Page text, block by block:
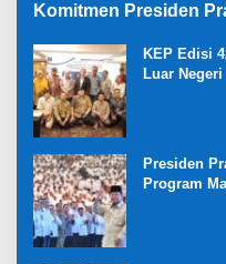
Komitmen Presiden
KEP Edisi
Luar
Presiden
Program